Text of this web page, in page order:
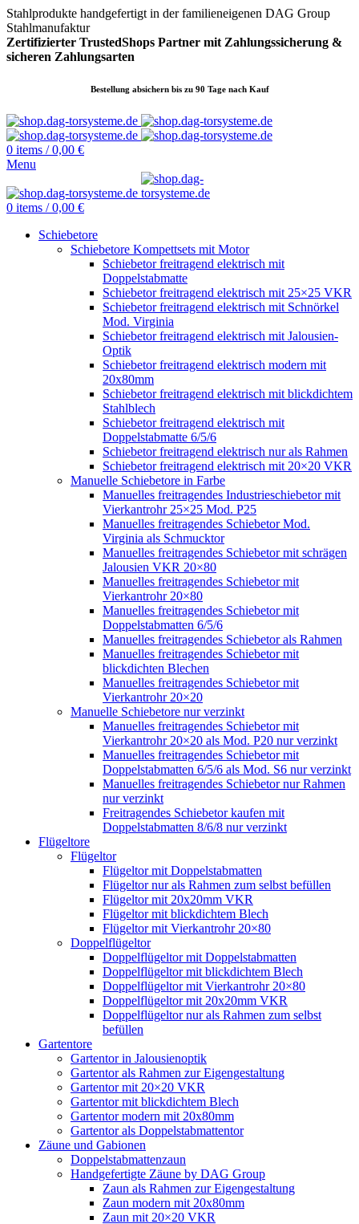
Stahlprodukte handgefertigt in der familieneigenen DAG Group
Stahlmanufaktur
Zertifizierter TrustedShops Partner mit Zahlungssicherung &
sicheren Zahlungsarten
Bestellung absichern bis zu 90 Tage nach Kauf
0 items / 0,00 €
Menu
0 items / 0,00 €
Schiebetore
Schiebetore Kompettsets mit Motor
Schiebetor freitragend elektrisch mit
Doppelstabmatte
Schiebetor freitragend elektrisch mit 25×25 VKR
Schiebetor freitragend elektrisch mit Schnörkel
Mod. Virginia
Schiebetor freitragend elektrisch mit Jalousien-
Optik
Schiebetor freitragend elektrisch modern mit
20x80mm
Schiebetor freitragend elektrisch mit blickdichtem
Stahlblech
Schiebetor freitragend elektrisch mit
Doppelstabmatte 6/5/6
Schiebetor freitragend elektrisch nur als Rahmen
Schiebetor freitragend elektrisch mit 20×20 VKR
Manuelle Schiebetore in Farbe
Manuelles freitragendes Industrieschiebetor mit
Vierkantrohr 25×25 Mod. P25
Manuelles freitragendes Schiebetor Mod.
Virginia als Schmucktor
Manuelles freitragendes Schiebetor mit schrägen
Jalousien VKR 20×80
Manuelles freitragendes Schiebetor mit
Vierkantrohr 20×80
Manuelles freitragendes Schiebetor mit
Doppelstabmatten 6/5/6
Manuelles freitragendes Schiebetor als Rahmen
Manuelles freitragendes Schiebetor mit
blickdichten Blechen
Manuelles freitragendes Schiebetor mit
Vierkantrohr 20×20
Manuelle Schiebetore nur verzinkt
Manuelles freitragendes Schiebetor mit
Vierkantrohr 20×20 als Mod. P20 nur verzinkt
Manuelles freitragendes Schiebetor mit
Doppelstabmatten 6/5/6 als Mod. S6 nur verzinkt
Manuelles freitragendes Schiebetor nur Rahmen
nur verzinkt
Freitragendes Schiebetor kaufen mit
Doppelstabmatten 8/6/8 nur verzinkt
Flügeltore
Flügeltor
Flügeltor mit Doppelstabmatten
Flügeltor nur als Rahmen zum selbst befüllen
Flügeltor mit 20x20mm VKR
Flügeltor mit blickdichtem Blech
Flügeltor mit Vierkantrohr 20×80
Doppelflügeltor
Doppelflügeltor mit Doppelstabmatten
Doppelflügeltor mit blickdichtem Blech
Doppelflügeltor mit Vierkantrohr 20×80
Doppelflügeltor mit 20x20mm VKR
Doppelflügeltor nur als Rahmen zum selbst
befüllen
Gartentore
Gartentor in Jalousienoptik
Gartentor als Rahmen zur Eigengestaltung
Gartentor mit 20×20 VKR
Gartentor mit blickdichtem Blech
Gartentor modern mit 20x80mm
Gartentor als Doppelstabmattentor
Zäune und Gabionen
Doppelstabmattenzaun
Handgefertigte Zäune by DAG Group
Zaun als Rahmen zur Eigengestaltung
Zaun modern mit 20x80mm
Zaun mit 20×20 VKR